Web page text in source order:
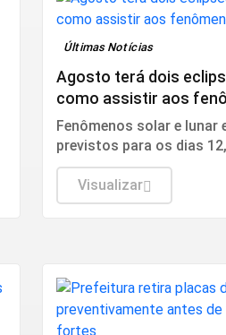
Últimas Notícias
Agosto terá dois
como assistir aos
Fenômenos solar e lunar
previstos para os dias
hemisfério Norte e 27, no
hemisfério Sul.
Visualizar